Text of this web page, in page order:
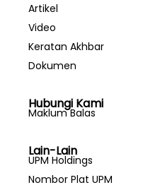
Artikel
Video
Keratan Akhbar
Dokumen
Hubungi Kami
Maklum Balas
Lain-Lain
UPM Holdings
Nombor Plat UPM